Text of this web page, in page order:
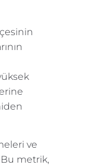
ve
Bu metrik,